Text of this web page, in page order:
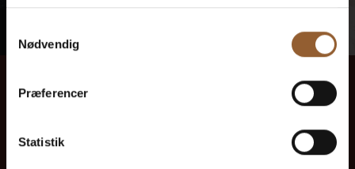
Nødvendig
Præferencer
Statistik
28
Guidet tur ved
Houvigfæstningen